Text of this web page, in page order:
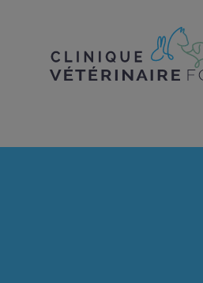
Page